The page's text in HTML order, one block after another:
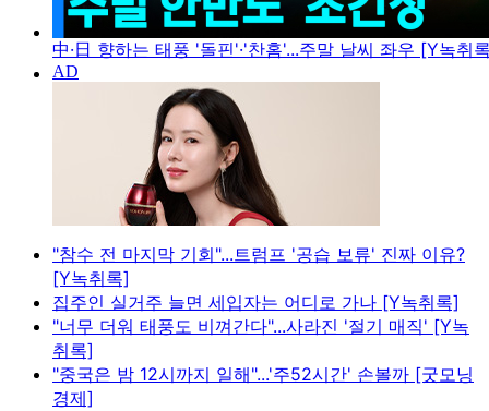
中·日 향하는 태풍 '돌핀'·'찬홈'...주말 날씨 좌우 [Y녹취
"참수 전 마지막 기회"...트럼프 '공습 보류' 진짜 이유?
[Y녹취록]
집주인 실거주 늘면 세입자는 어디로 가나 [Y녹취록]
"너무 더워 태풍도 비껴간다"...사라진 '절기 매직' [Y녹
취록]
"중국은 밤 12시까지 일해"...'주52시간' 손볼까 [굿모닝
경제]